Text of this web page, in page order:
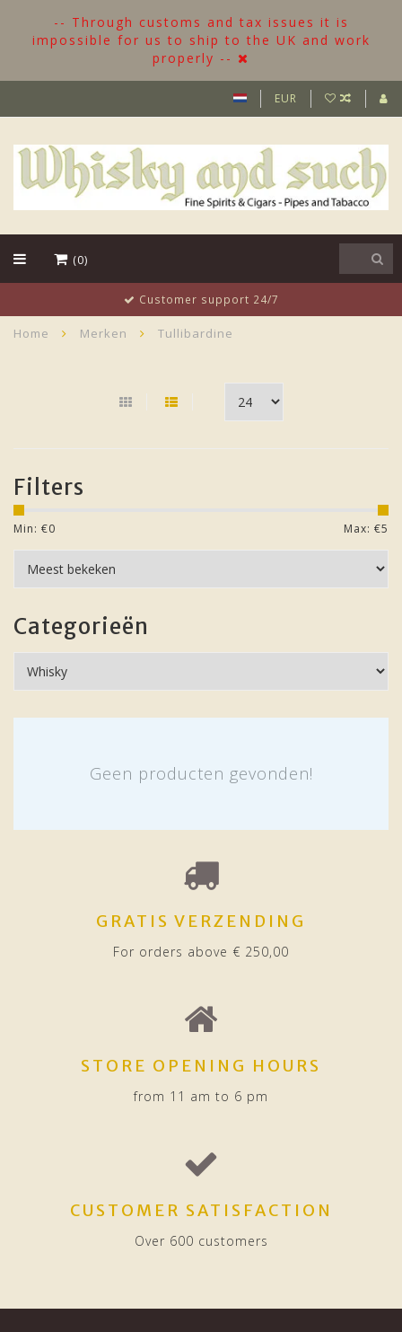
-- Through customs and tax issues it is
impossible for us to ship to the UK and work
properly --
EUR
(0)
Customer support 24/7
Home Merken Tullibardine
Filters
Min: €0 Max: €5
Categorieën
Geen producten gevonden!
GRATIS VERZENDING
For orders above € 250,00
STORE OPENING HOURS
from 11 am to 6 pm
CUSTOMER SATISFACTION
Over 600 customers